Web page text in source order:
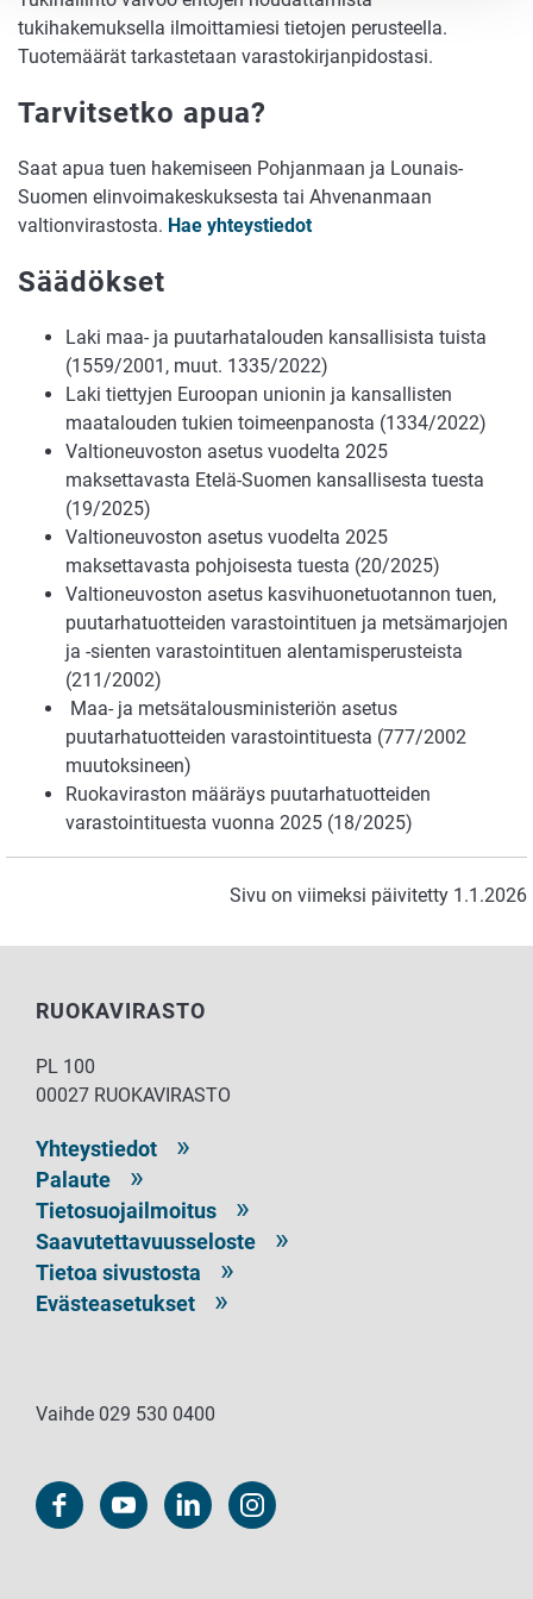
tukihakemuksella ilmoittamiesi tietojen perusteella.
Tuotemäärät tarkastetaan varastokirjanpidostasi.
Tarvitsetko apua?
Saat apua tuen hakemiseen Pohjanmaan ja Lounais-
Suomen elinvoimakeskuksesta tai Ahvenanmaan
valtionvirastosta. Hae yhteystiedot
Säädökset
Laki maa- ja puutarhatalouden kansallisista tuista
(1559/2001, muut. 1335/2022)
Laki tiettyjen Euroopan unionin ja kansallisten
maatalouden tukien toimeenpanosta (1334/2022)
Valtioneuvoston asetus vuodelta 2025
maksettavasta Etelä-Suomen kansallisesta tuesta
(19/2025)
Valtioneuvoston asetus vuodelta 2025
maksettavasta pohjoisesta tuesta (20/2025)
Valtioneuvoston asetus kasvihuonetuotannon tuen,
puutarhatuotteiden varastointituen ja metsämarjojen
ja -sienten varastointituen alentamisperusteista
(211/2002)
Maa- ja metsätalousministeriön asetus
puutarhatuotteiden varastointituesta (777/2002
muutoksineen)
Ruokaviraston määräys puutarhatuotteiden
varastointituesta vuonna 2025 (18/2025)
Sivu on viimeksi päivitetty 1.1.2026
RUOKAVIRASTO
PL 100
00027 RUOKAVIRASTO
Yhteystiedot
Palaute
Tietosuojailmoitus
Saavutettavuusseloste
Tietoa sivustosta
Evästeasetukset
Vaihde 029 530 0400